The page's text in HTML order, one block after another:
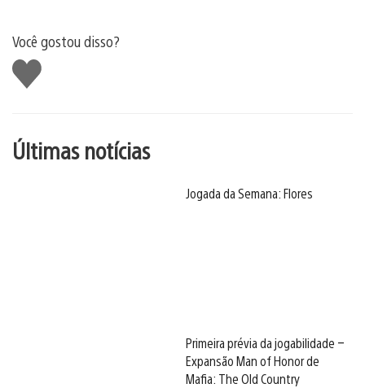
Você gostou disso?
Curtir
Últimas notícias
Jogada da Semana: Flores
Primeira prévia da jogabilidade –
Expansão Man of Honor de
Mafia: The Old Country